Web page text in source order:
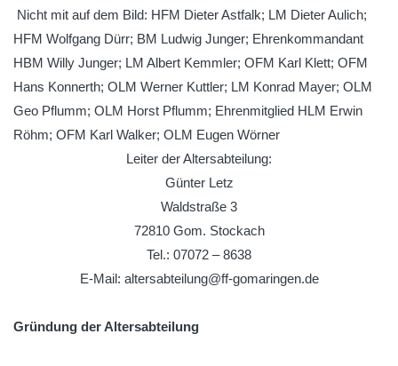
Nicht mit auf dem Bild: HFM Dieter Astfalk; LM Dieter Aulich;
HFM Wolfgang Dürr; BM Ludwig Junger; Ehrenkommandant
HBM Willy Junger; LM Albert Kemmler; OFM Karl Klett; OFM
Hans Konnerth; OLM Werner Kuttler; LM Konrad Mayer; OLM
Geo Pflumm; OLM Horst Pflumm; Ehrenmitglied HLM Erwin
Röhm; OFM Karl Walker; OLM Eugen Wörner
Leiter der Altersabteilung:
Günter Letz
Waldstraße 3
72810 Gom. Stockach
Tel.: 07072 – 8638
E-Mail: altersabteilung@ff-gomaringen.de
Gründung der Altersabteilung